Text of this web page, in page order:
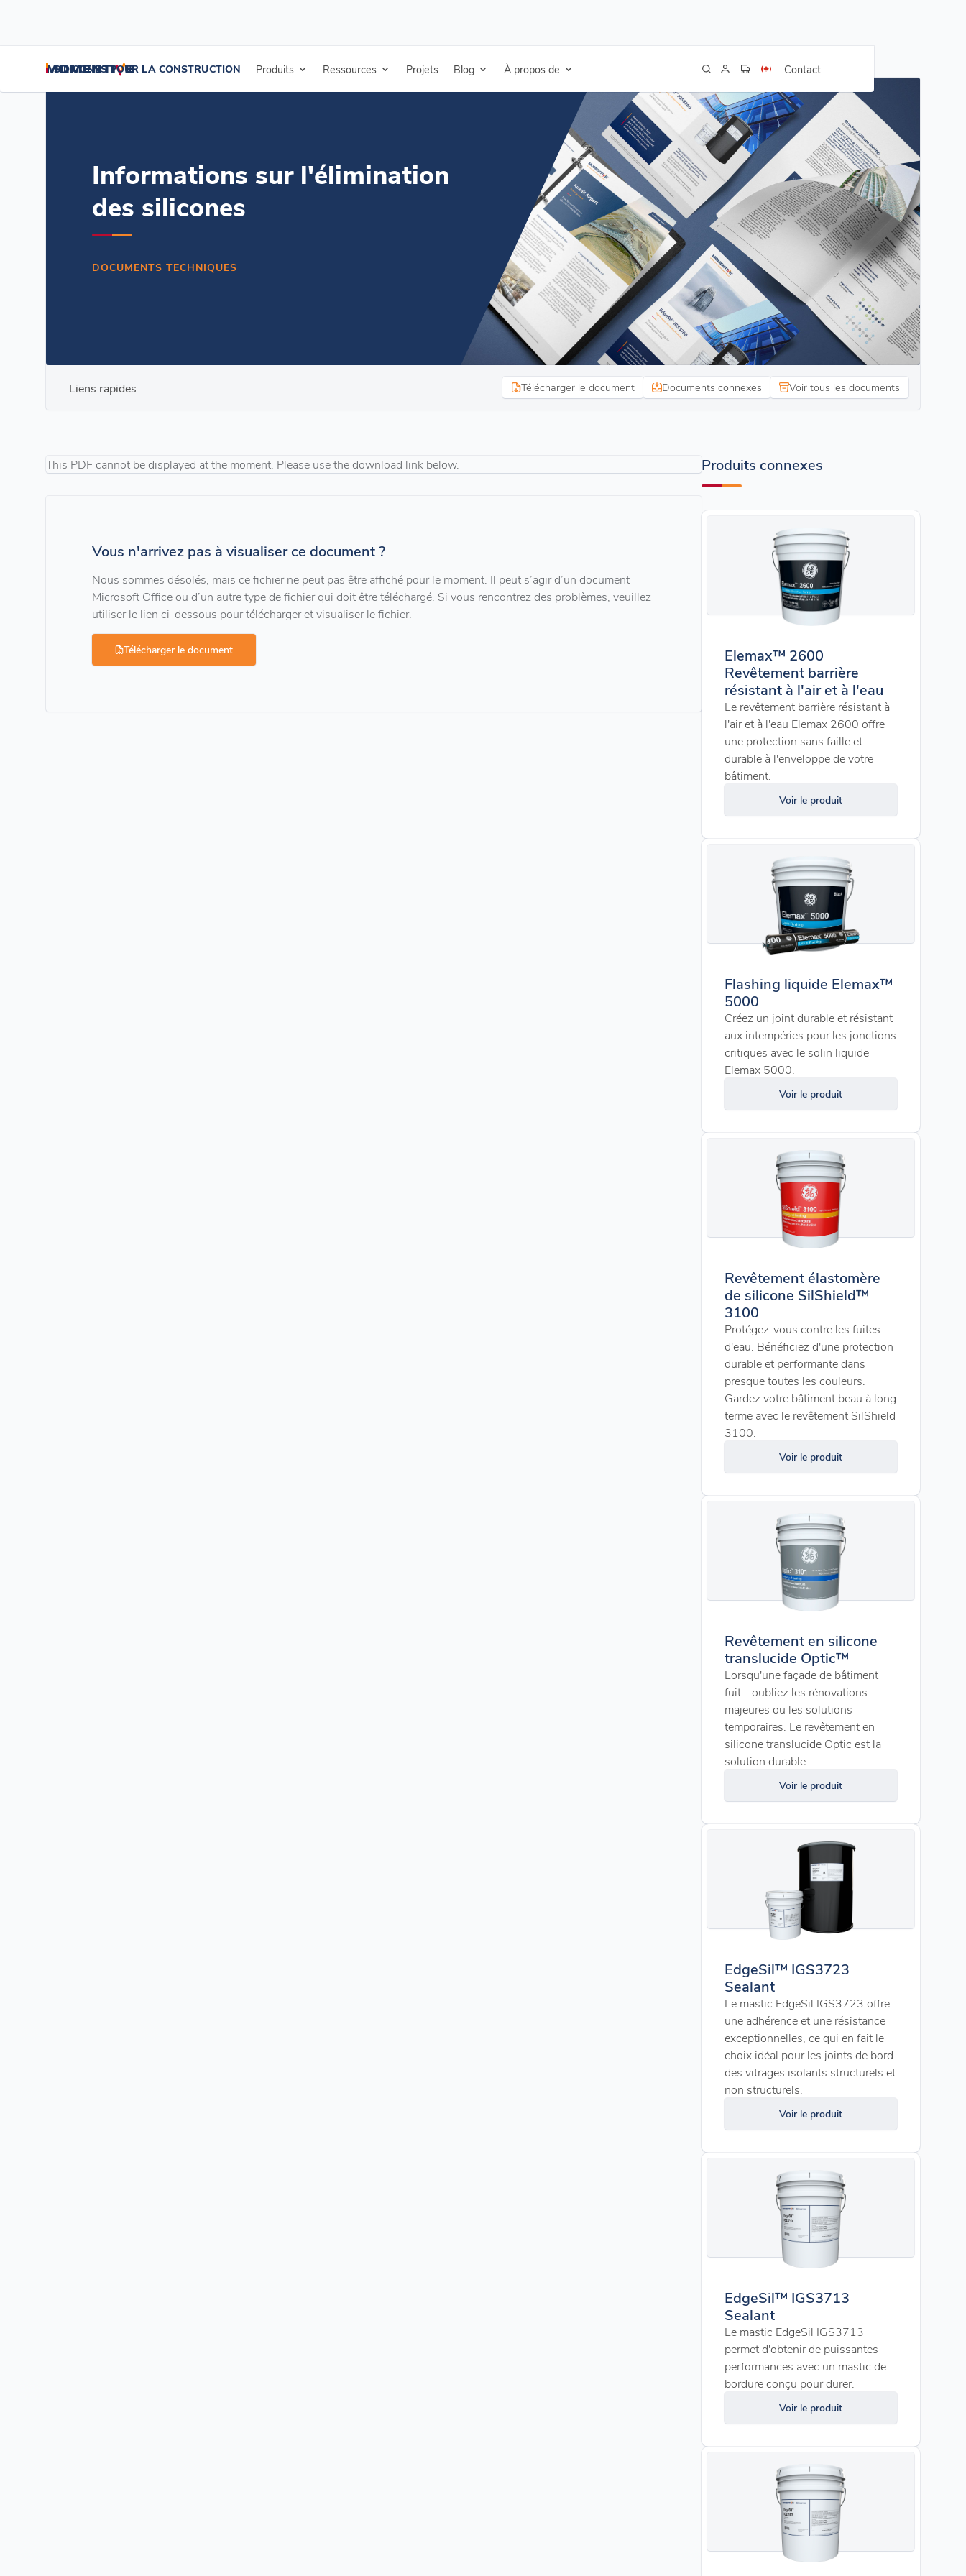
SILICONES POUR LA CONSTRUCTION Produits Ressources Projets Blog À propos de Contact
Accueil Ressources
Informations sur l'élimination
des silicones
DOCUMENTS TECHNIQUES
Liens rapides Télécharger le document Documents connexes Voir tous les documents
This PDF cannot be displayed at the moment. Please use the download link below.
Vous n'arrivez pas à visualiser ce document ?
Nous sommes désolés, mais ce fichier ne peut pas être affiché pour le moment. Il peut s’agir d’un document
Microsoft Office ou d’un autre type de fichier qui doit être téléchargé. Si vous rencontrez des problèmes, veuillez
utiliser le lien ci-dessous pour télécharger et visualiser le fichier.
Télécharger le document
Produits connexes
Elemax™ 2600
Revêtement barrière
résistant à l'air et à l'eau
Le revêtement barrière résistant à
l'air et à l'eau Elemax 2600 offre
une protection sans faille et
durable à l'enveloppe de votre
bâtiment.
Voir le produit
Flashing liquide Elemax™
5000
Créez un joint durable et résistant
aux intempéries pour les jonctions
critiques avec le solin liquide
Elemax 5000.
Voir le produit
Revêtement élastomère
de silicone SilShield™
3100
Protégez-vous contre les fuites
d'eau. Bénéficiez d'une protection
durable et performante dans
presque toutes les couleurs.
Gardez votre bâtiment beau à long
terme avec le revêtement SilShield
3100.
Voir le produit
Revêtement en silicone
translucide Optic™
Lorsqu'une façade de bâtiment
fuit - oubliez les rénovations
majeures ou les solutions
temporaires. Le revêtement en
silicone translucide Optic est la
solution durable.
Voir le produit
EdgeSil™ IGS3723
Sealant
Le mastic EdgeSil IGS3723 offre
une adhérence et une résistance
exceptionnelles, ce qui en fait le
choix idéal pour les joints de bord
des vitrages isolants structurels et
non structurels.
Voir le produit
EdgeSil™ IGS3713
Sealant
Le mastic EdgeSil IGS3713
permet d'obtenir de puissantes
performances avec un mastic de
bordure conçu pour durer.
Voir le produit